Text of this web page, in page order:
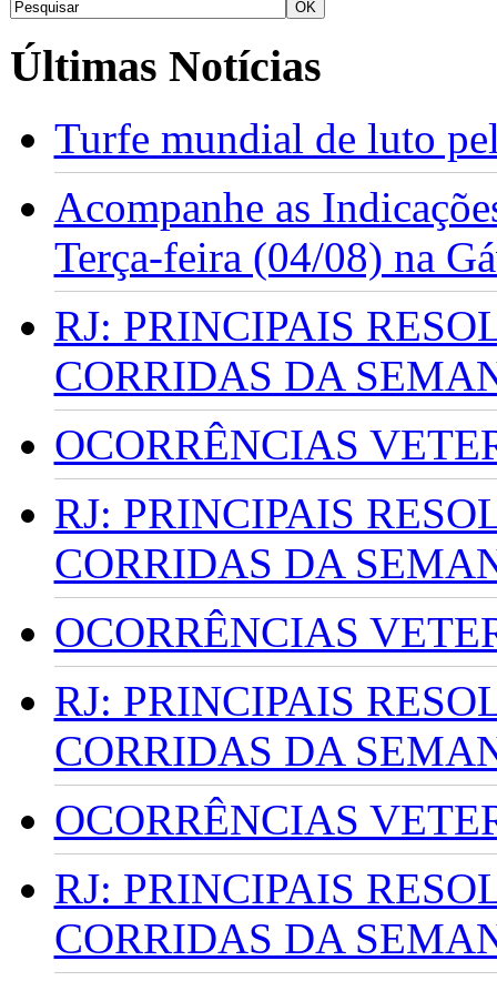
Últimas Notícias
Turfe mundial de luto
Acompanhe as
Terça-feira (04/08) na
RJ: PRINCIPAIS
CORRIDAS DA
OCORRÊNCIAS
RJ: PRINCIPAIS
CORRIDAS DA
OCORRÊNCIAS
RJ: PRINCIPAIS
CORRIDAS DA
OCORRÊNCIAS
RJ: PRINCIPAIS
CORRIDAS DA